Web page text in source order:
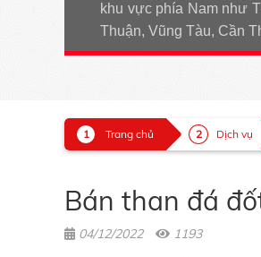
khu vực phía Nam như
Thuận, Vũng Tàu, Cần
Trang chủ Dịch vụ
Bán than đá
04/12/2022 1193